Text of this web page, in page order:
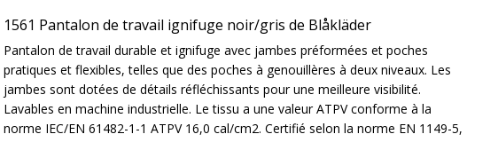
1561 Pantalon de travail ignifuge noir/gris de Blåkläder
Pantalon de travail durable et ignifuge avec jambes préformées et poches
pratiques et flexibles, telles que des poches à genouillères à deux niveaux. Les
jambes sont dotées de détails réfléchissants pour une meilleure visibilité.
Lavables en machine industrielle. Le tissu a une valeur ATPV conforme à la
norme IEC/EN 61482-1-1 ATPV 16,0 cal/cm2. Certifié selon la norme EN 1149-5,